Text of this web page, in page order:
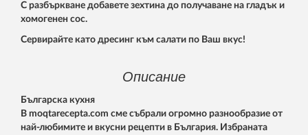
С разбъркване добавете зехтина до получаване на гладък и
хомогенен сос.
Сервирайте като дресинг към салати по Ваш вкус!
Описание
Българска кухня
В moqtarecepta.com сме събрали огромно разнообразие от
най-любимите и вкусни рецепти в България. Избраната